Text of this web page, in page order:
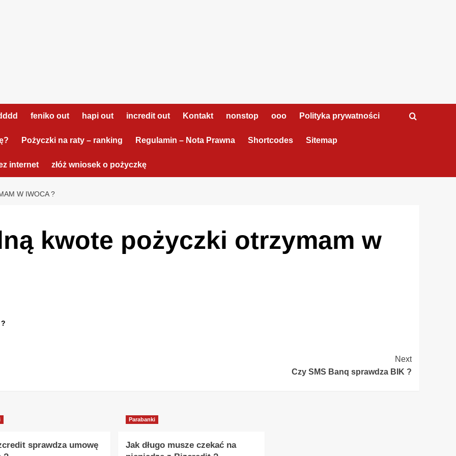
feniko out hapi out incredit out Kontakt nonstop ooo Polityka prywatności
Pożyczki na raty – ranking Regulamin – Nota Prawna Shortcodes Sitemap
internet złóż wniosek o pożyczkę
W IWOCA ?
kwote pożyczki otrzymam w
Next
Czy SMS Banq sprawdza BIK ?
sprawdza umowę
Parabanki
Jak długo musze czekać na